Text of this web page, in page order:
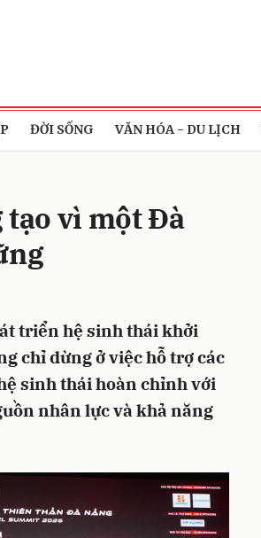
ĐỜI SỐNG VĂN HÓA - DU LỊCH
tạo vì một Đà
triển hệ sinh thái khởi
chỉ dừng ở việc hỗ trợ các
sinh thái hoàn chỉnh với
nhân lực và khả năng